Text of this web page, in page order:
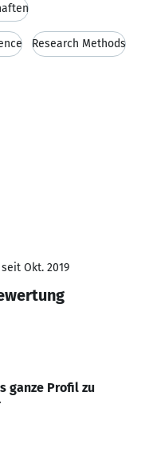
Research Methods
Okt. 2019
ganze Profil zu